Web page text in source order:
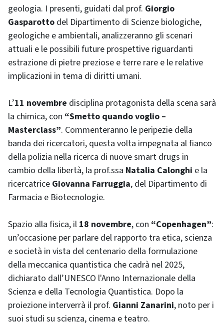
geologia. I presenti, guidati dal prof. Giorgio
Gasparotto del Dipartimento di Scienze biologiche,
geologiche e ambientali, analizzeranno gli scenari
attuali e le possibili future prospettive riguardanti
estrazione di pietre preziose e terre rare e le relative
implicazioni in tema di diritti umani.
L’11 novembre disciplina protagonista della scena sarà
la chimica, con “Smetto quando voglio –
Masterclass”. Commenteranno le peripezie della
banda dei ricercatori, questa volta impegnata al fianco
della polizia nella ricerca di nuove smart drugs in
cambio della libertà, la prof.ssa Natalia Calonghi e la
ricercatrice Giovanna Farruggia, del Dipartimento di
Farmacia e Biotecnologie.
Spazio alla fisica, il 18 novembre, con “Copenhagen”:
un’occasione per parlare del rapporto tra etica, scienza
e società in vista del centenario della formulazione
della meccanica quantistica che cadrà nel 2025,
dichiarato dall’UNESCO l'Anno Internazionale della
Scienza e della Tecnologia Quantistica. Dopo la
proiezione interverrà il prof. Gianni Zanarini, noto per i
suoi studi su scienza, cinema e teatro.